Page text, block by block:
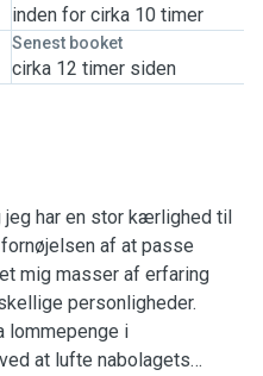
inden for cirka 10 timer
Senest booket
cirka 12 timer siden
jeg har en stor kærlighed til
af at passe
mig masser af erfaring
personligheder.
lommepenge i
at lufte nabolagets